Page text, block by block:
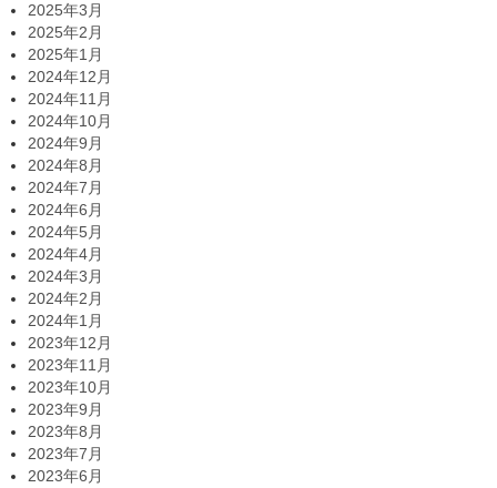
2025年3月
2025年2月
2025年1月
2024年12月
2024年11月
2024年10月
2024年9月
2024年8月
2024年7月
2024年6月
2024年5月
2024年4月
2024年3月
2024年2月
2024年1月
2023年12月
2023年11月
2023年10月
2023年9月
2023年8月
2023年7月
2023年6月